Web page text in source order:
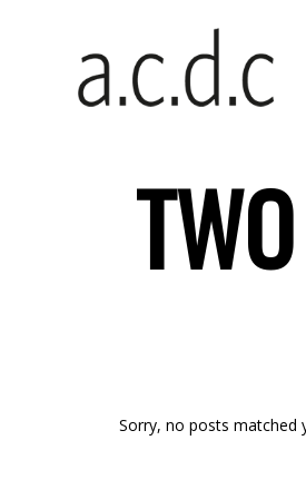
Sorry, no posts matched